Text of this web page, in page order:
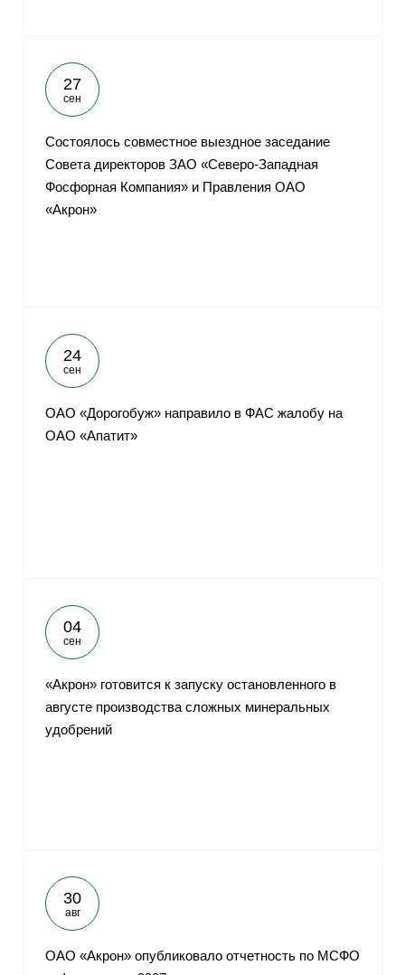
27
сен
Cостоялось совместное выездное заседание
Совета директоров ЗАО «Северо-Западная
Фосфорная Компания» и Правления ОАО
«Акрон»
24
сен
ОАО «Дорогобуж» направило в ФАС жалобу на
ОАО «Апатит»
04
сен
«Акрон» готовится к запуску остановленного в
августе производства сложных минеральных
удобрений
30
авг
ОАО «Акрон» опубликовало отчетность по МСФО